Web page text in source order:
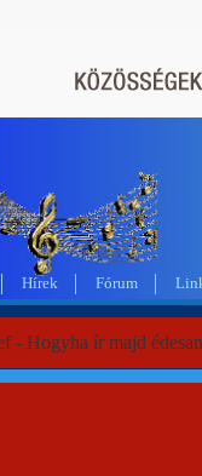
Hírek Fórum
- Hogyha ír majd